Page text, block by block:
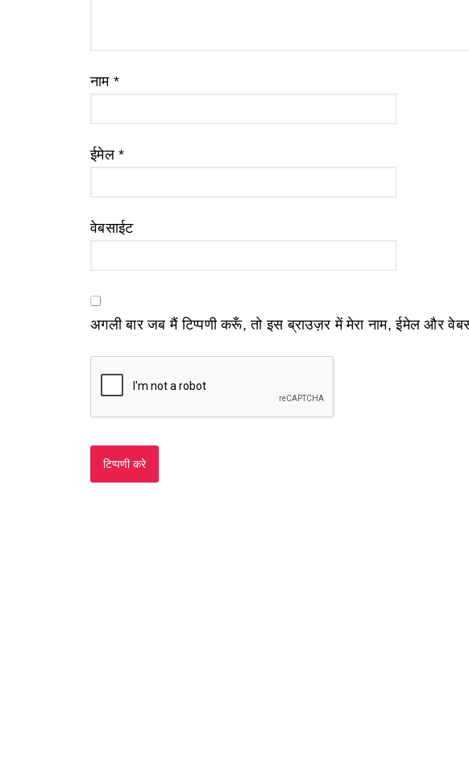
नाम *
ईमेल*
वेबसाईट
अगली बार जब मैं टिप्पणी करूँ, तो इस ब्राउज़र में मेरा नाम, ईमेल और